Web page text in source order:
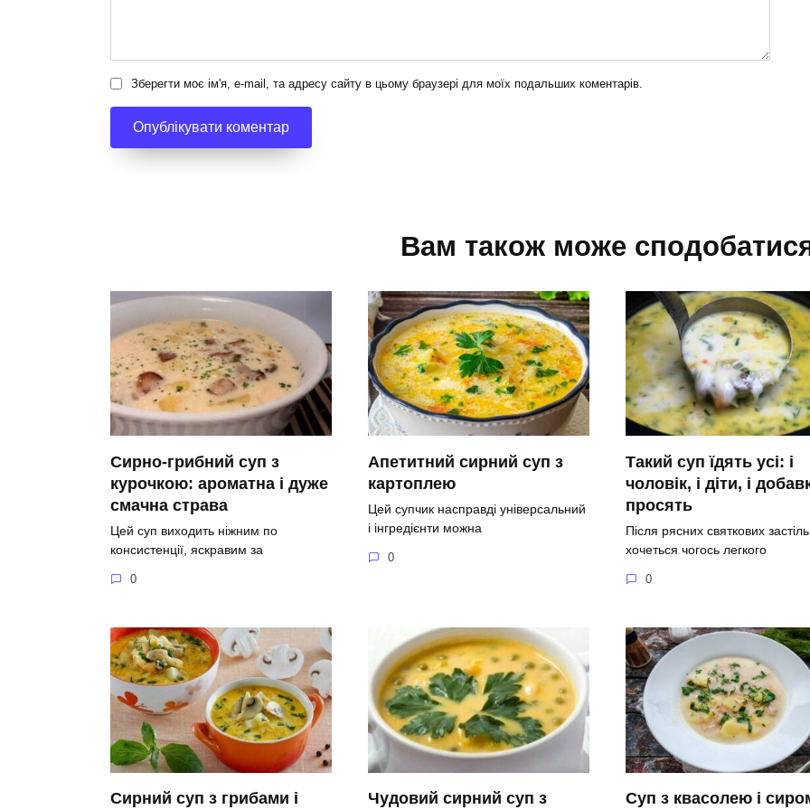
Зберегти моє ім'я, e-mail, та адресу сайту в цьому браузері для моїх подальших коментарів.
Вам також може
Сирно-грибний суп з
курочкою: ароматна і дуже
смачна страва
Цей суп виходить ніжним по
консистенції, яскравим за
0
Апетитний сирний суп з
картоплею
Цей супчик насправді універсальний
і інгредієнти можна
0
Такий суп їдять усі: і
чоловік, і діти, і
просять
Після рясних святкових
хочеться чогось легкого
0
Сирний суп з грибами і Чудовий сирний суп з Суп з квасолею і